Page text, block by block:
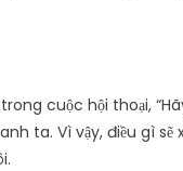
cuộc hội thoại,
ta. Vì vậy, điều gì sẽ